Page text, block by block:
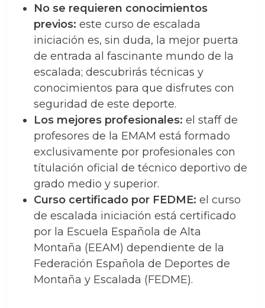
No se requieren conocimientos
previos: este curso de escalada
iniciación es, sin duda, la mejor puerta
de entrada al fascinante mundo de la
escalada; descubrirás técnicas y
conocimientos para que disfrutes con
seguridad de este deporte.
Los mejores profesionales: el staff de
profesores de la EMAM está formado
exclusivamente por profesionales con
títulación oficial de técnico deportivo de
grado medio y superior.
Curso certificado por FEDME: el curso
de escalada iniciación está certificado
por la Escuela Española de Alta
Montaña (EEAM) dependiente de la
Federación Española de Deportes de
Montaña y Escalada (FEDME).